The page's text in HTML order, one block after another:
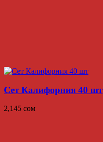
Сет Калифорния 40 шт
2,145 сом